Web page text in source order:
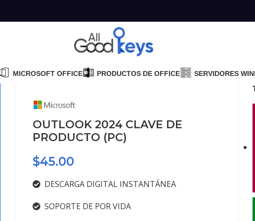
MICROSOFT OFFICE PRODUCTOS DE OFFICE SERVIDORES
OUTLOOK 2024 CLAVE DE
PRODUCTO (PC)
$45.00
DESCARGA DIGITAL INSTANTÁNEA
SOPORTE DE POR VIDA